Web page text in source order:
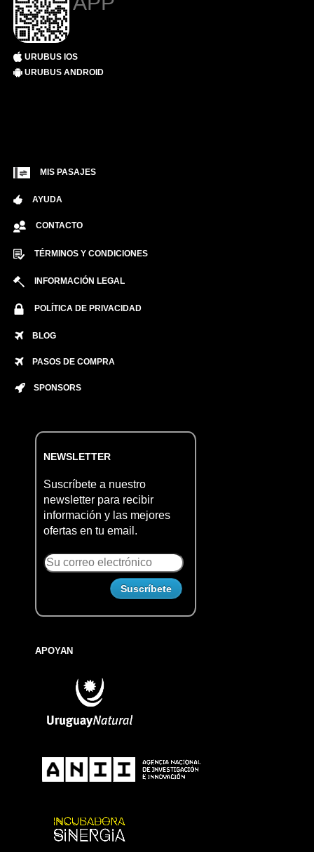
URUBUS IOS
URUBUS ANDROID
MIS PASAJES
AYUDA
CONTACTO
TÉRMINOS Y CONDICIONES
INFORMACIÓN LEGAL
POLÍTICA DE PRIVACIDAD
BLOG
PASOS DE COMPRA
SPONSORS
NEWSLETTER
Suscríbete a nuestro
newsletter para recibir
información y las mejores
ofertas en tu email.
APOYAN